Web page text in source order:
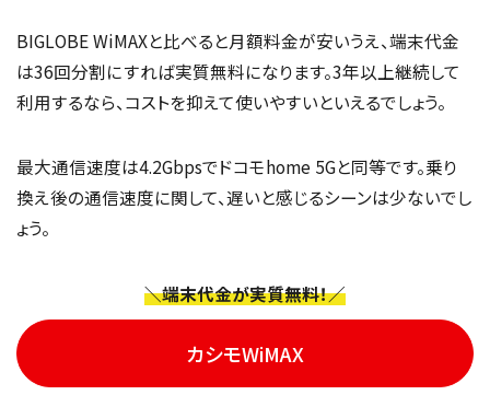
BIGLOBE WiMAXと比べると月額料金が安いうえ、端末代金
は36回分割にすれば実質無料になります。3年以上継続して
利用するなら、コストを抑えて使いやすいといえるでしょう。
最大通信速度は4.2Gbpsでドコモhome 5Gと同等です。乗り
換え後の通信速度に関して、遅いと感じるシーンは少ないでし
ょう。
＼端末代金が実質無料！／
カシモWiMAX